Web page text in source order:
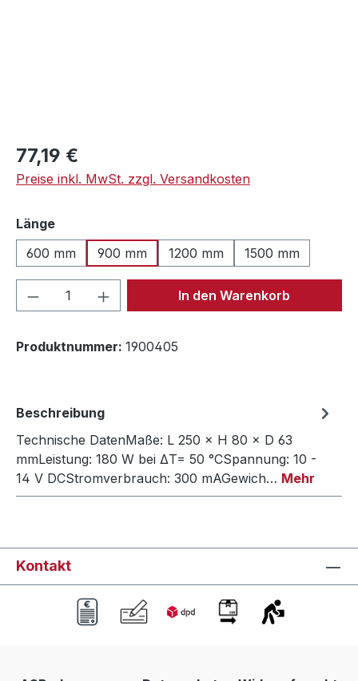
Regulärer Preis:
77,19 €
Preise inkl. MwSt. zzgl. Versandkosten
Längeauswählen
600 mm
900 mm 1200 mm 1500 mm
Produkt Anzahl: Gib denIn den Warenkorb
Produktnummer: 1900405
Beschreibung
Technische DatenMaße: L 250 × H 80 × D 63
mmLeistung: 180 W bei ΔT= 50 °CSpannung: 10 -
14 V DCStromverbrauch: 300 mAGewich… Mehr
Kontakt